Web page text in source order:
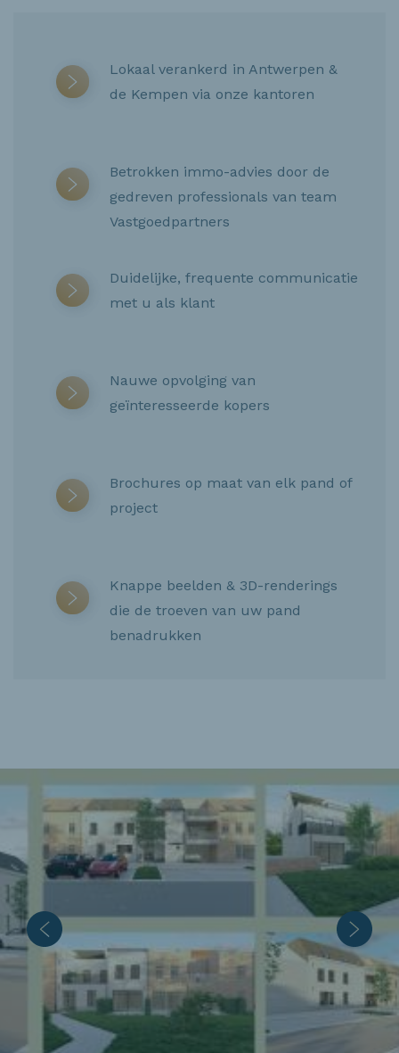
Lokaal verankerd in Antwerpen &
de Kempen via onze kantoren
Betrokken immo-advies door de
gedreven professionals van team
Vastgoedpartners
Duidelijke, frequente communicatie
met u als klant
Nauwe opvolging van
geïnteresseerde kopers
Brochures op maat van elk pand of
project
Knappe beelden & 3D-renderings
die de troeven van uw pand
benadrukken